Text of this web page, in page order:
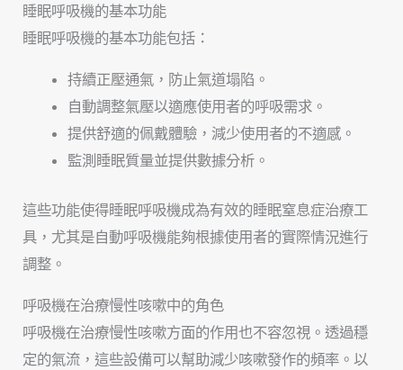
睡眠呼吸機的基本功能
睡眠呼吸機的基本功能包括：
持續正壓通氣，防止氣道塌陷。
自動調整氣壓以適應使用者的呼吸需求。
提供舒適的佩戴體驗，減少使用者的不適感。
監測睡眠質量並提供數據分析。
這些功能使得睡眠呼吸機成為有效的睡眠窒息症治療工
具，尤其是自動呼吸機能夠根據使用者的實際情況進行
調整。
呼吸機在治療慢性咳嗽中的角色
呼吸機在治療慢性咳嗽方面的作用也不容忽視。透過穩
定的氣流，這些設備可以幫助減少咳嗽發作的頻率。以